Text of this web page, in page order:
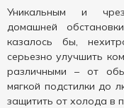
Уникальным и
домашней
казалось бы,
серьезно улучшить
различными – от
мягкой подстилки до
защитить от холода в